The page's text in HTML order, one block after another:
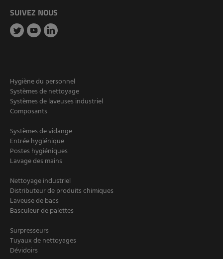
SUIVEZ NOUS
Hygiène du personnel
Systèmes de nettoyage
Systèmes de laveuses industriel
Composants
Systèmes de vidange
Entrée hygiénique
Postes hygiéniques
Lavage des mains
Nettoyage industriel
Distributeur de produits chimiques
Laveuse de bacs
Basculeur de palettes
Surpresseurs
Tuyaux de nettoyages
Dévidoirs